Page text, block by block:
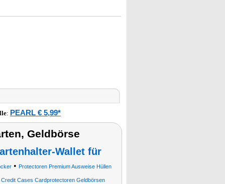
: PEARL € 5,99*
Geldbörse
Wallet für
• Protectoren Premium Ausweise Hüllen
Cases Cardprotectoren Geldbörsen